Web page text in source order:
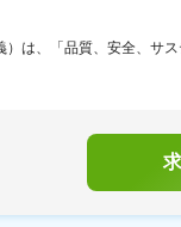
は、「品質、安全、サス